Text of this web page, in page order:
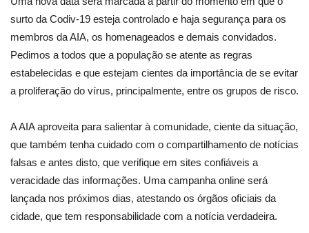
surto da Codiv-19 esteja controlado e haja segurança para os
membros da AIA, os homenageados e demais convidados.
Pedimos a todos que a população se atente as regras
estabelecidas e que estejam cientes da importância de se evitar
a proliferação do vírus, principalmente, entre os grupos de risco.
A AIA aproveita para salientar à comunidade, ciente da situação,
que também tenha cuidado com o compartilhamento de notícias
falsas e antes disto, que verifique em sites confiáveis a
veracidade das informações. Uma campanha online será
lançada nos próximos dias, atestando os órgãos oficiais da
cidade, que tem responsabilidade com a notícia verdadeira.